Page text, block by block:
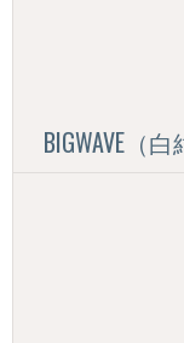
BIGWAVE（